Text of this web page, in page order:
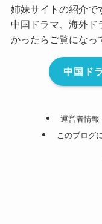
姉妹サイトの紹介で
中国ドラマ、海外ド
かったらご覧になっ
中国ド
運営者情報
このブログ